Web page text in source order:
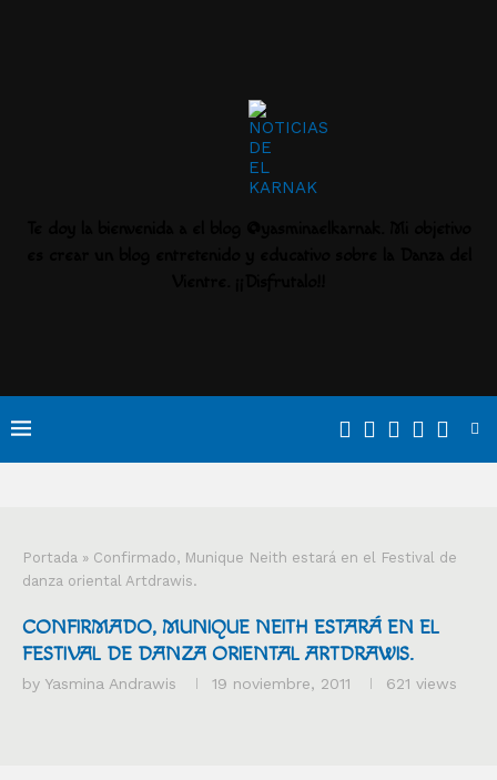
Portada » Confirmado, Munique Neith estará en el Festival de
danza oriental Artdrawis.
CONFIRMADO, MUNIQUE NEITH ESTARÁ EN EL
FESTIVAL DE DANZA ORIENTAL ARTDRAWIS.
by Yasmina Andrawis 19 noviembre, 2011 621 views